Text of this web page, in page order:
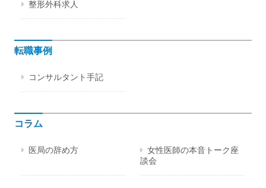
整形外科求人
転職事例
コンサルタント手記
コラム
医局の辞め方
女性医師の本音トーク座
談会